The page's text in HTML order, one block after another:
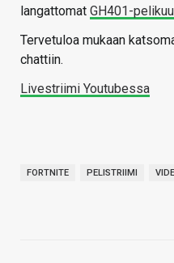
langattomat GH401-
Tervetuloa mukaan
chattiin.
Livestriimi Youtubessa
FORTNITE PELISTRIIMI